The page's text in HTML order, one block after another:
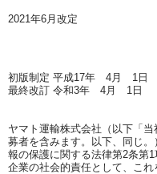
2021年6月改定
初版制定 平成17年 4月 1日
最終改訂 令和3年 4月 1日
ヤマト運輸株式会社（以下「
募者を含みます。以下、同じ
報の保護に関する法律第2条第
企業の社会的責任として、これ